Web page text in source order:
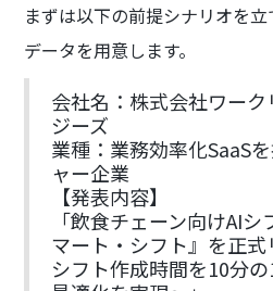
まずは以下の前提シナリオを
データを用意します。
会社名：株式会社ワー
ジーズ
業種：業務効率化SaaS
ャー企業
【発表内容】
「飲食チェーン向けAI
マート・シフト』を正
シフト作成時間を10分